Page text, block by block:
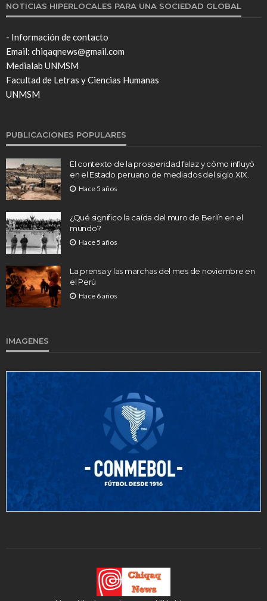
NOTICIAS HIPERLOCALES PARA UNA SOCIEDAD GLOBAL
- Información de contacto
Email: chiqaqnews@gmail.com
Medialab UNMSM
Facultad de Letras y Ciencias Humanas
UNMSM
PUBLICACIONES POPULARES
El contexto de la prosperidad falaz y cómo influyó
en el Estado peruano de mediados del siglo XIX.
Hace 5 años
¿Qué significo la caída del muro de Berlín en el
mundo?
Hace 5 años
La prensa y las marchas del mes de noviembre en
el Perú
Hace 6 años
IMAGENES